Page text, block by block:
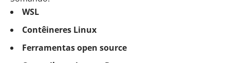
WSL
Contêineres Linux
Ferramentas open source